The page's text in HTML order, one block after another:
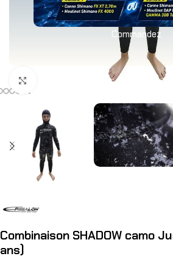
Commandez
Combinaison SHADOW camo
ans)